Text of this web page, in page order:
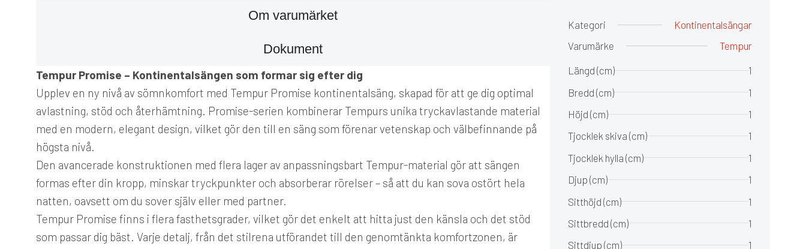
Om varumärket
Dokument
Tempur Promise – Kontinentalsängen som formar sig efter dig
Upplev en ny nivå av sömnkomfort med Tempur Promise kontinentalsäng, skapad för att ge dig optimal
avlastning, stöd och återhämtning. Promise-serien kombinerar Tempurs unika tryckavlastande material
med en modern, elegant design, vilket gör den till en säng som förenar vetenskap och välbefinnande på
högsta nivå.
Den avancerade konstruktionen med flera lager av anpassningsbart Tempur-material gör att sängen
formas efter din kropp, minskar tryckpunkter och absorberar rörelser – så att du kan sova ostört hela
natten, oavsett om du sover själv eller med partner.
Tempur Promise finns i flera fasthetsgrader, vilket gör det enkelt att hitta just den känsla och det stöd
som passar dig bäst. Varje detalj, från det stilrena utförandet till den genomtänkta komfortzonen, är
Kategori
Kontinentalsängar
Varumärke
Tempur
Längd (cm)
1
Bredd (cm)
1
Höjd (cm)
1
Tjocklek skiva (cm)
1
Tjocklek hylla (cm)
1
Djup (cm)
1
Sitthöjd (cm)
1
Sittbredd (cm)
1
Sittdjup (cm)
1